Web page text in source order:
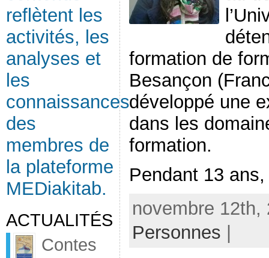
reflètent les
activités, les
analyses et
les
connaissances
des
membres de
la plateforme
MEDiakitab.
ACTUALITÉS
Contes
formation de
Besançon
développé une
dans les
formation.
Pendant 13
novembre
Personnes